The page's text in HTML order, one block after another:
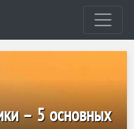
– 5 основных